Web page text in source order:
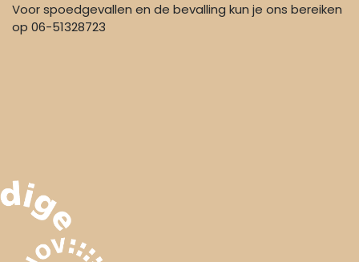
Voor spoedgevallen en de bevalling kun je ons bereiken
op 06-51328723